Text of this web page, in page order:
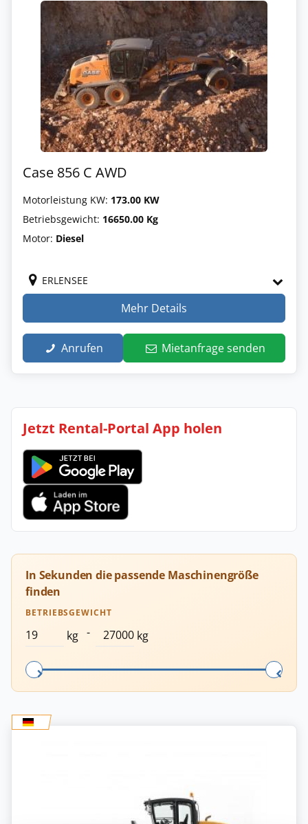
Case 856 C AWD
Motorleistung KW: 173.00 KW
Betriebsgewicht: 16650.00 Kg
Motor: Diesel
ERLENSEE
Mehr Details
Anrufen Mietanfrage senden
Jetzt Rental-Portal App holen
In Sekunden die passende Maschinengröße
finden
BETRIEBSGEWICHT
kg - kg